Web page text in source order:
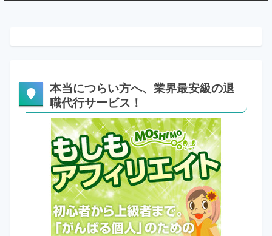
本当につらい方へ、業界最安級の退
職代行サービス！